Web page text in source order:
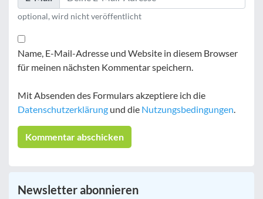
optional, wird nicht veröffentlicht
Name, E-Mail-Adresse und Website in diesem Browser
für meinen nächsten Kommentar speichern.
Mit Absenden des Formulars akzeptiere ich die
Datenschutzerklärung und die Nutzungsbedingungen.
Newsletter abonnieren